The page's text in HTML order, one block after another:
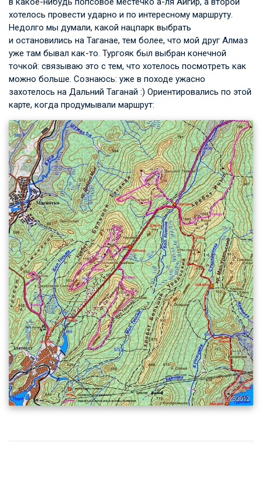
хотелось провести ударно и по интересному маршруту.
Недолго мы думали, какой нацпарк выбрать
и остановились на Таганае, тем более, что мой друг Алмаз
уже там бывал как-то. Тургояк был выбран конечной
точкой: связываю это с тем, что хотелось посмотреть как
можно больше. Сознаюсь: уже в походе ужасно
захотелось на Дальний Таганай :) Ориентировались по этой
карте, когда продумывали маршрут: